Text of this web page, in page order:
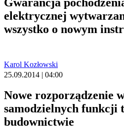
elektrycznej
wszystko o nowym
Karol Kozłowski
25.09.2014 | 04:00
Nowe rozporządzenie
samodzielnych funkcji
budownictwie